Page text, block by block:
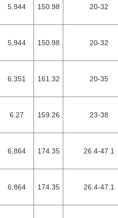
5,944 150.98 20-32
5,944 150.98 20-32
6,351 161.32 20-35
6.27 159.26 23-38
6,864 174.35 26.4-47.1
6,864 174.35 26.4-47.1